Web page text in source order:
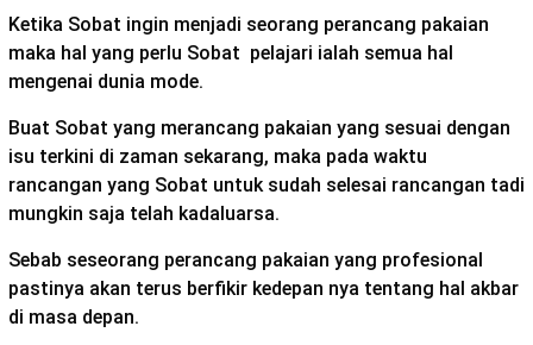
Ketika Sobat ingin menjadi seorang perancang pakaian
maka hal yang perlu Sobat pelajari ialah semua hal
mengenai dunia mode.
Buat Sobat yang merancang pakaian yang sesuai dengan
isu terkini di zaman sekarang, maka pada waktu
rancangan yang Sobat untuk sudah selesai rancangan tadi
mungkin saja telah kadaluarsa.
Sebab seseorang perancang pakaian yang profesional
pastinya akan terus berfikir kedepan nya tentang hal akbar
di masa depan.